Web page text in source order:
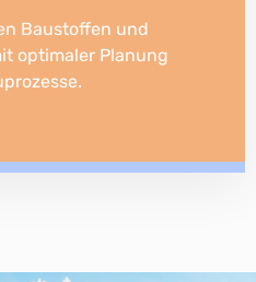
Baustoffen und
optimaler Planung